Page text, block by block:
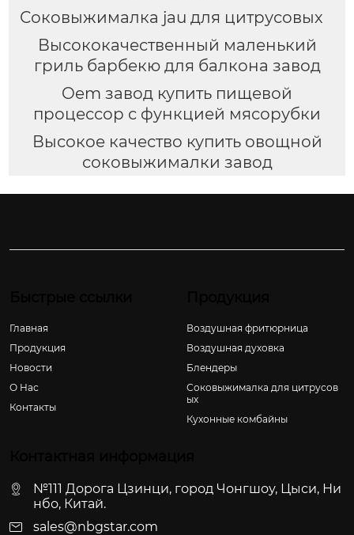
Соковыжималка jau для цитрусовых
Высококачественный маленький
гриль барбекю для балкона завод
Oem завод купить пищевой
процессор с функцией мясорубки
Высокое качество купить овощной
соковыжималки завод
Главная
Продукция
Новости
О Hас
Контакты
Воздушная фритюрница
Воздушная духовка
Блендеры
Соковыжималка для цитрусов
ых
Кухонные комбайны
№111 Дорога Цзинци, город Чонгшоу, Цыси, Ни
нбо, Китай.
sales@nbgstar.com